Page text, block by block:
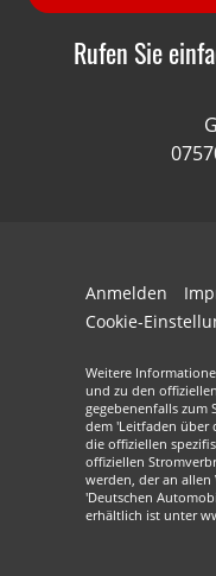
Rufen Sie
Anmelden
Cookie-
Weitere
und zu den
gegebenenfalls zum
dem 'Leitfaden über
die offiziellen
offiziellen
werden, der an
'Deutschen
erhältlich ist unter